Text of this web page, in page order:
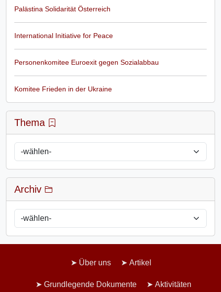
Palästina Solidarität Österreich
International Initiative for Peace
Personenkomitee Euroexit gegen Sozialabbau
Komitee Frieden in der Ukraine
Thema
Archiv
Über uns Artikel
Grundlegende Dokumente Aktivitäten